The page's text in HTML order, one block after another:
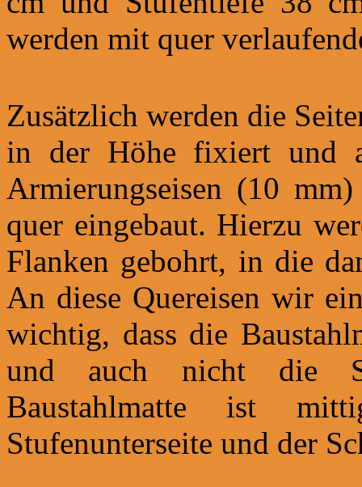
werden mit quer
Zusätzlich werden die
in der Höhe fixiert und
Armierungseisen (10
quer eingebaut. Hierzu
Flanken gebohrt, in die
An diese Quereisen wir
wichtig, dass die
und auch nicht die
Baustahlmatte ist
Stufenunterseite und der